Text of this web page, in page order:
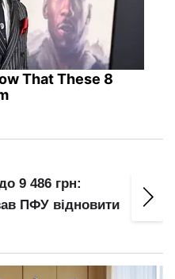
That These 8
суд виніс